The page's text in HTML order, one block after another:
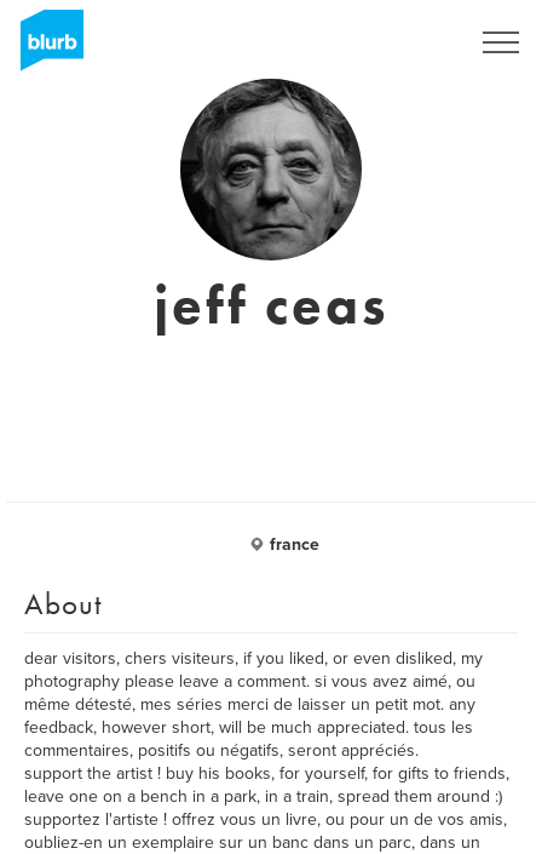
jeff ceas
france
About
dear visitors, chers visiteurs, if you liked, or even disliked, my
photography please leave a comment. si vous avez aimé, ou
même détesté, mes séries merci de laisser un petit mot. any
feedback, however short, will be much appreciated. tous les
commentaires, positifs ou négatifs, seront appréciés.
support the artist ! buy his books, for yourself, for gifts to friends,
leave one on a bench in a park, in a train, spread them around :)
supportez l'artiste ! offrez vous un livre, ou pour un de vos amis,
oubliez-en un exemplaire sur un banc dans un parc, dans un